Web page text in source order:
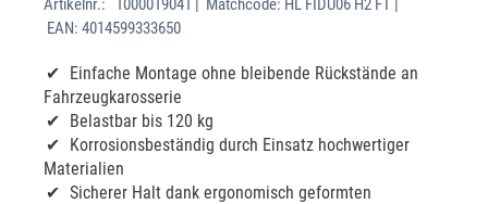
Artikelnr.:
1000019041 | Matchcode: HL FIDU06 H2 FT |
EAN: 4014599333650
Einfache Montage ohne bleibende Rückstände an
Fahrzeugkarosserie
Belastbar bis 120 kg
Korrosionsbeständig durch Einsatz hochwertiger
Materialien
Sicherer Halt dank ergonomisch geformten